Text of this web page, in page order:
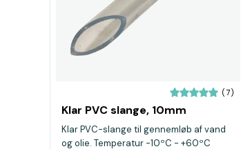
(7)
Klar PVC slange, 10mm
Klar PVC-slange til gennemløb af vand
og olie. Temperatur -10ºC - +60ºC